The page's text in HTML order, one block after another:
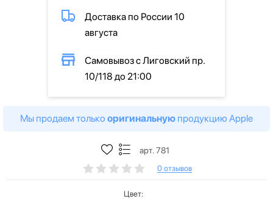
Доставка по России 10
августа
Самовывоз с Лиговский пр.
10/118 до 21:00
Мы продаем только оригинальную продукцию Apple
арт. 781
0 отзывов
Цвет: